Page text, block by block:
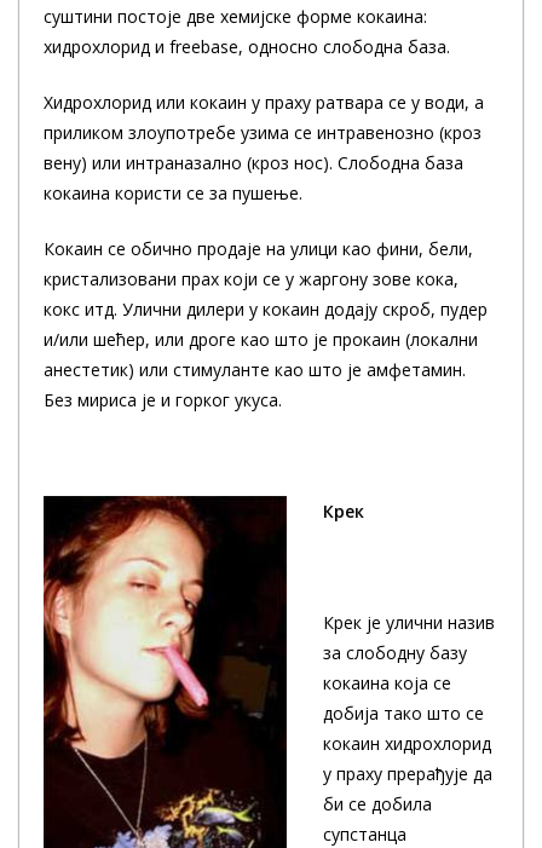
суштини постоје две хемијске форме кокаина:
хидрохлорид и freebase, односно слободна база.
Хидрохлорид или кокаин у праху ратвара се у води, а
приликом злоупотребе узима се интравенозно (кроз
вену) или интраназално (кроз нос). Слободна база
кокаина користи се за пушење.
Кокаин се обично продаје на улици као фини, бели,
кристализовани прах који се у жаргону зове кока,
кокс итд. Улични дилери у кокаин додају скроб, пудер
и/или шећер, или дроге као што је прокаин (локални
анестетик) или стимуланте као што је амфетамин.
Без мириса је и горког укуса.
Крек
Крек је улични назив
за слободну базу
кокаина која се
добија тако што се
кокаин хидрохлорид
у праху прерађује да
би се добила
супстанца